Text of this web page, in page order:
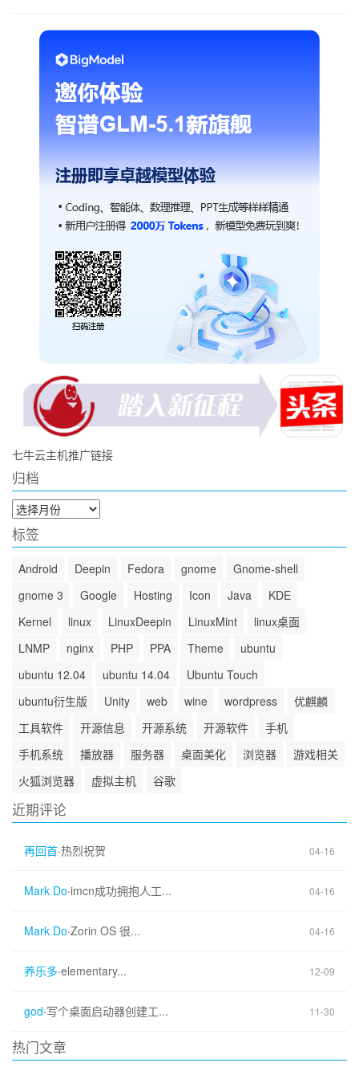
七牛云主机推广链接
归档
归
档
标签
Android Deepin Fedora gnome
Gnome-shell
gnome 3
Google Hosting Icon Java
KDE
Kernel
linux LinuxDeepin LinuxMint
linux桌面
LNMP
nginx PHP PPA Theme
ubuntu
ubuntu 12.04
ubuntu 14.04
Ubuntu Touch
ubuntu衍生版
Unity web wine wordpress
优麒麟
工具软件
开源信息 开源系统 开源软件
手机
手机系统
播放器 服务器 桌面美化 浏览器
游戏相关
火狐浏览器
虚拟主机 谷歌
近期评论
再回首·热烈祝贺 04-16
Mark Do·imcn成功拥抱人工... 04-16
Mark Do·Zorin OS 很... 04-16
养乐多·elementary... 12-09
god·写个桌面启动器创建工... 11-30
热门文章